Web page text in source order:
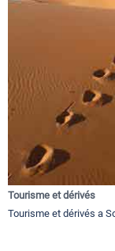
Tourisme et dérivés
Tourisme et dérivés a